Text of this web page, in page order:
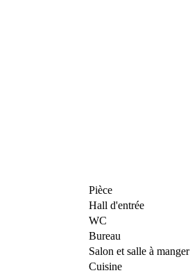
Pièce
Hall d'entrée
WC
Bureau
Salon et salle à manger
Cuisine